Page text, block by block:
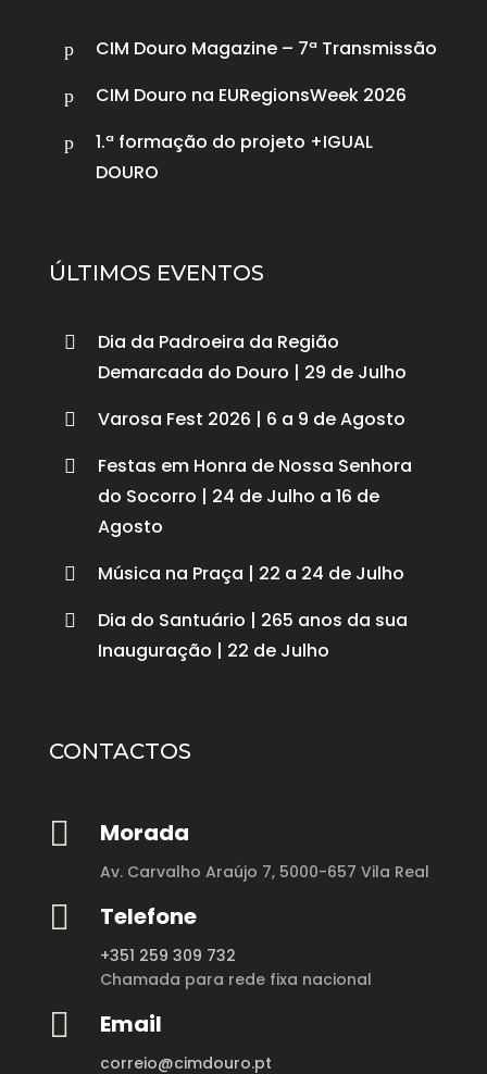
p CIM Douro Magazine – 7ª Transmissão
p CIM Douro na EURegionsWeek 2026
p
1.ª formação do projeto +IGUAL
DOURO
ÚLTIMOS EVENTOS

Dia da Padroeira da Região
Demarcada do Douro | 29 de Julho
 Varosa Fest 2026 | 6 a 9 de Agosto

Festas em Honra de Nossa Senhora
do Socorro | 24 de Julho a 16 de
Agosto
 Música na Praça | 22 a 24 de Julho

Dia do Santuário | 265 anos da sua
Inauguração | 22 de Julho
CONTACTOS
 Morada
Av. Carvalho Araújo 7, 5000-657 Vila Real
 Telefone
+351 259 309 732
Chamada para rede fixa nacional
 Email
correio@cimdouro.pt